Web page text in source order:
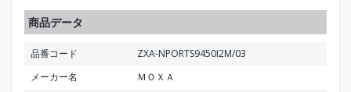
商品データ
品番コード
ZXA-NPORTS9450I2M/03
メーカー名
ＭＯＸＡ